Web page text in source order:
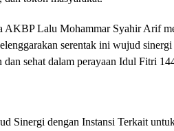
AKBP Lalu Mohammar Syahir Arif
serentak ini wujud
sehat dalam perayaan Idul Fitri
Sinergi dengan Instansi Terkait